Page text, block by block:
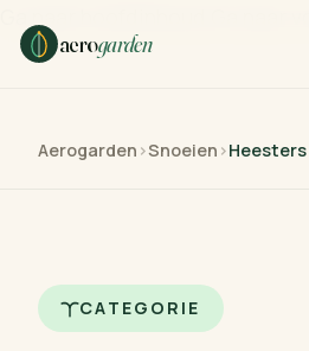
aerogarden
Aerogarden ›Snoeien ›
CATEGORIE